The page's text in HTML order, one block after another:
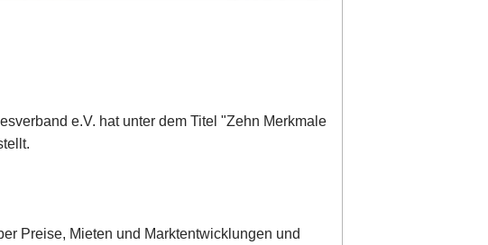
e.V. hat unter dem Titel "Zehn Merkmale
Preise, Mieten und Marktentwicklungen und